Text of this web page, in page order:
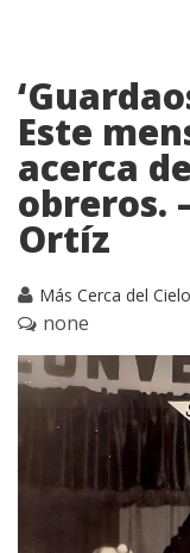
Este
acerca
obreros.
Ortíz
Más Cerca del Cielo
none